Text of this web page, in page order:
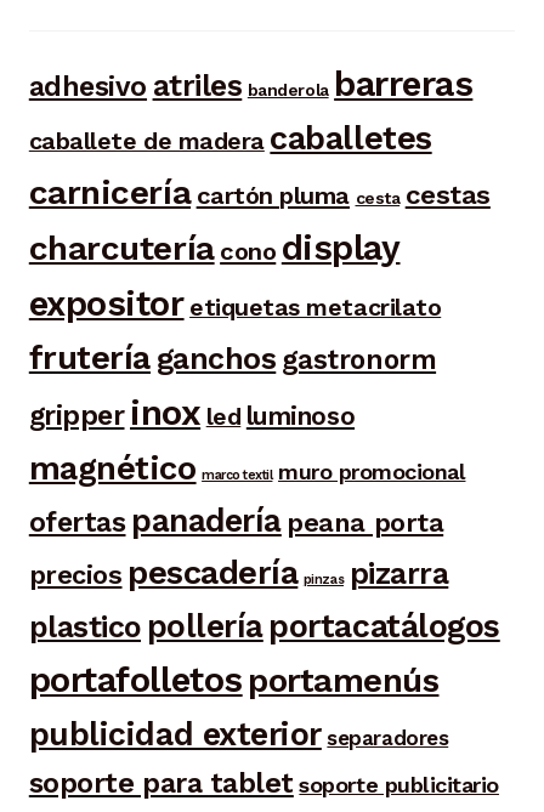
adhesivo atriles banderola barreras
caballete de madera caballetes
carnicería cartón pluma cesta cestas
charcutería cono display
expositor etiquetas metacrilato
frutería ganchos gastronorm
gripper inox led luminoso
magnético marco textil muro promocional
ofertas panadería peana porta
precios pescadería pinzas pizarra
plastico pollería portacatálogos
portafolletos portamenús
publicidad exterior separadores
soporte para tablet soporte publicitario